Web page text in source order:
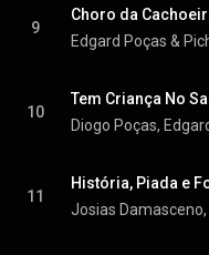
9
Choro da
Edgard Poças &
10
Tem Criança No
11
História, Piada e